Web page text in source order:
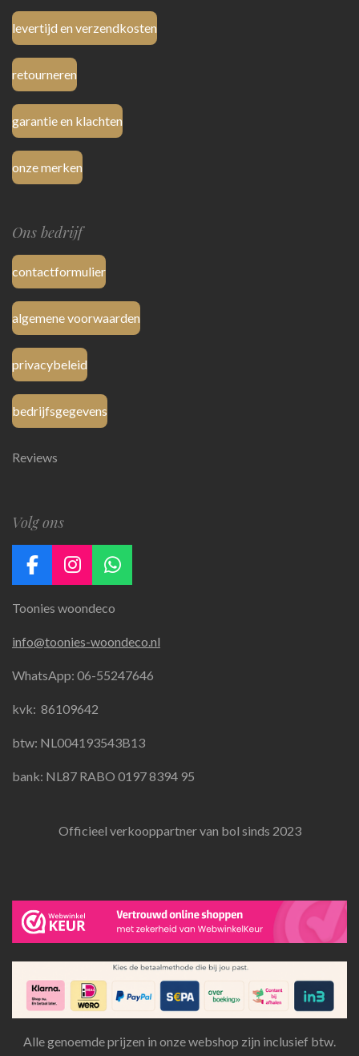
levertijd en verzendkosten
retourneren
garantie en klachten
onze merken
Ons bedrijf
contactformulier
algemene voorwaarden
privacybeleid
bedrijfsgegevens
Reviews
Volg ons
F
c
b
o
k
I
s
a
g
a
W
a
s
A
Toonies woondeco
info@toonies-woondeco.nl
WhatsApp: 06-55247646
kvk: 86109642
btw: NL004193543B13
bank: NL87 RABO 0197 8394 95
Officieel verkooppartner van bol sinds 2023
Alle genoemde prijzen in onze webshop zijn inclusief btw.